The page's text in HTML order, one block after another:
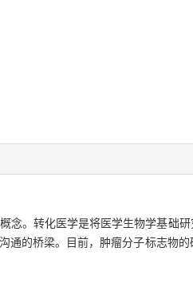
。转化医学是将医学生物学基础
的桥梁。目前，肿瘤分子标志物